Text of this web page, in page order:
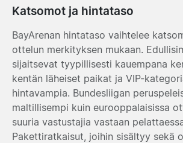
Katsomot ja hintataso
BayArenan hintataso vaihtelee
ottelun merkityksen mukaan.
sijaitsevat tyypillisesti kauempana
kentän läheiset paikat ja VIP-
hintavampia. Bundesliigan
maltillisempi kuin eurooppalaisissa
suuria vastustajia vastaan
Pakettiratkaisut, joihin sisältyy sekä